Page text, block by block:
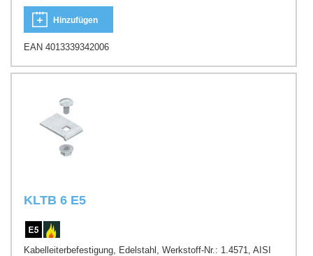
Hinzufügen
EAN 4013339342006
KLTB 6 E5
Kabelleiterbefestigung, Edelstahl, Werkstoff-Nr.: 1.4571, AISI